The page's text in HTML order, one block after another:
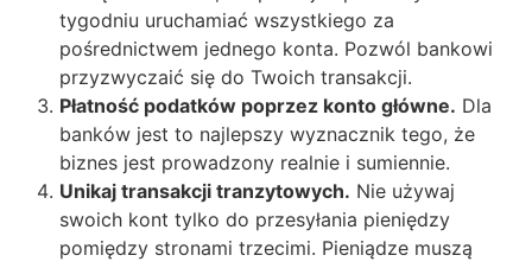
tygodniu uruchamiać wszystkiego za
pośrednictwem jednego konta. Pozwól bankowi
przyzwyczaić się do Twoich transakcji.
Płatność podatków poprzez konto główne. Dla
banków jest to najlepszy wyznacznik tego, że
biznes jest prowadzony realnie i sumiennie.
Unikaj transakcji tranzytowych. Nie używaj
swoich kont tylko do przesyłania pieniędzy
pomiędzy stronami trzecimi. Pieniądze muszą